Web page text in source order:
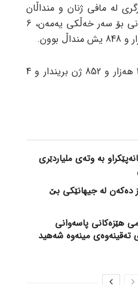
لە مافی ژنان و منداڵان
هاتووە کە لە میانەی 7 ساڵ تاوان و دەسدرێژی سعوودیە و هاوپەیمانەکانی بۆ سەر خەڵکی یەمەن، 6
ڕێکخراوەکە لە درێژەی ئەو ڕاپۆرتەدا ڕایگەیاندووە کە لەو ساڵانەدا 2 هەزار و 852 ژن بریندار و 4
بە وتەی ملیاردێری
دەکەن لە جیهانێکی بێ
هێزەکانی پاسەوانی
تەقینەوەی مینەوە شەهید